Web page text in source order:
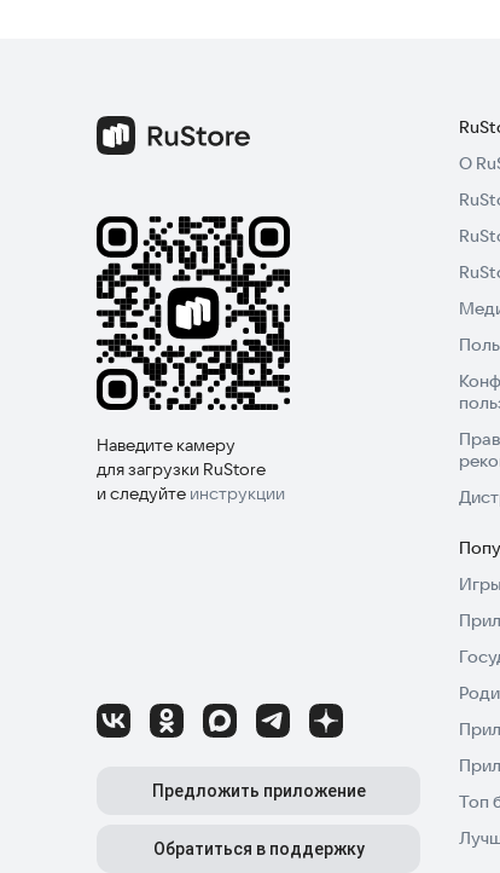
Наведите камеру
для загрузки RuStore
и следуйте инструкции
Предложить приложение
Обратиться в поддержку
О
Топ